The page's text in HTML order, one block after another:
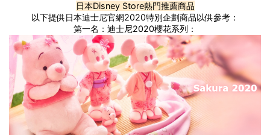
日本Disney Store熱門推薦商品
以下提供日本迪士尼官網2020特別企劃商品以供參考：
第一名：迪士尼2020櫻花系列：